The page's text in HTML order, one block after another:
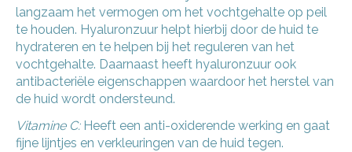
langzaam het vermogen om het vochtgehalte op peil
te houden. Hyaluronzuur helpt hierbij door de huid te
hydrateren en te helpen bij het reguleren van het
vochtgehalte. Daarnaast heeft hyaluronzuur ook
antibacteriële eigenschappen waardoor het herstel van
de huid wordt ondersteund.
Vitamine C:Heeft een anti-oxiderende werking en gaat
fijne lijntjes en verkleuringen van de huid tegen.